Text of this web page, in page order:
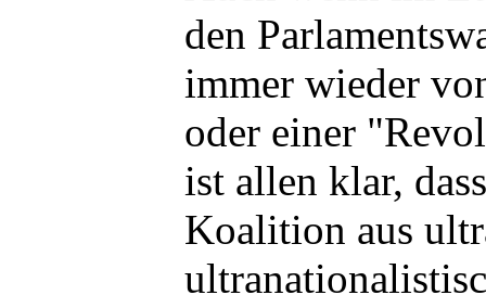
den
immer wieder
oder einer
ist allen klar,
Koalition aus